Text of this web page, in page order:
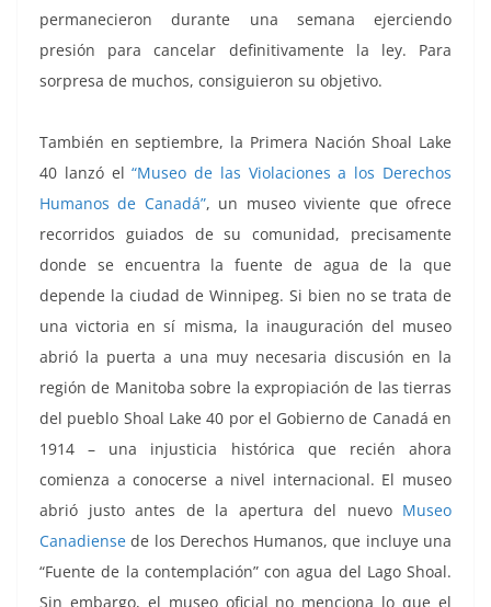
permanecieron durante una semana ejerciendo
presión para cancelar definitivamente la ley. Para
sorpresa de muchos, consiguieron su objetivo.
También en septiembre, la Primera Nación Shoal Lake
40 lanzó el“Museo de las Violaciones a los Derechos
Humanos de Canadá”, un museo viviente que ofrece
recorridos guiados de su comunidad, precisamente
donde se encuentra la fuente de agua de la que
depende la ciudad de Winnipeg. Si bien no se trata de
una victoria en sí misma, la inauguración del museo
abrió la puerta a una muy necesaria discusión en la
región de Manitoba sobre la expropiación de las tierras
del pueblo Shoal Lake 40 por el Gobierno de Canadá en
1914 – una injusticia histórica que recién ahora
comienza a conocerse a nivel internacional. El museo
abrió justo antes de la apertura del nuevo Museo
Canadiense de los Derechos Humanos, que incluye una
“Fuente de la contemplación” con agua del Lago Shoal.
Sin embargo, el museo oficial no menciona lo que el